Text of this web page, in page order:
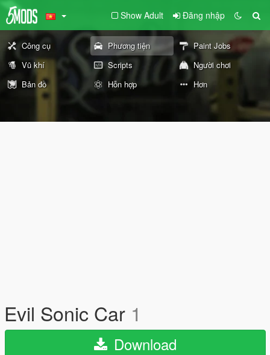
Show Adult Đăng nhập
Công cụ Phương tiện
Paint Jobs
Vũ khí
Scripts
Người chơi
Bản đồ
Hỗn hợp Hơn
Evil Sonic Car 1
Download